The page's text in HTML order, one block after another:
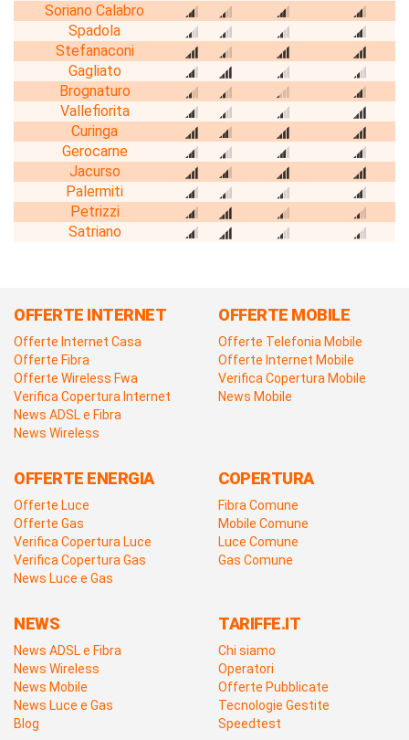
Soriano Calabro
Spadola
Stefanaconi
Gagliato
Brognaturo
Vallefiorita
Curinga
Gerocarne
Jacurso
Palermiti
Petrizzi
Satriano
OFFERTE INTERNET
Offerte Internet Casa
Offerte Fibra
Offerte Wireless Fwa
Verifica Copertura Internet
News ADSL e Fibra
News Wireless
OFFERTE MOBILE
Offerte Telefonia Mobile
Offerte Internet Mobile
Verifica Copertura Mobile
News Mobile
OFFERTE ENERGIA
Offerte Luce
Offerte Gas
Verifica Copertura Luce
Verifica Copertura Gas
News Luce e Gas
COPERTURA
Fibra Comune
Mobile Comune
Luce Comune
Gas Comune
NEWS
News ADSL e Fibra
News Wireless
News Mobile
News Luce e Gas
Blog
TARIFFE.IT
Chi siamo
Operatori
Offerte Pubblicate
Tecnologie Gestite
Speedtest